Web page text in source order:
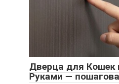
Дверца для Кошек
Руками —